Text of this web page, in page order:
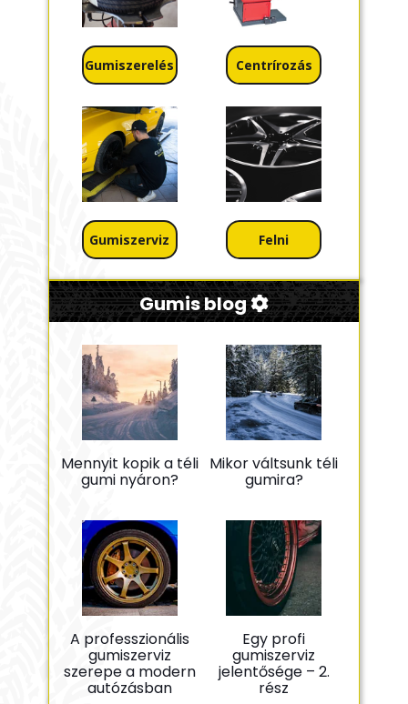
Gumiszerelés Centrírozás
Gumiszerviz Felni
Gumis blog
Mennyit kopik a téli
gumi nyáron?
Mikor váltsunk téli
gumira?
A professzionális
gumiszerviz
szerepe a modern
autózásban
Egy profi
gumiszerviz
jelentősége – 2.
rész